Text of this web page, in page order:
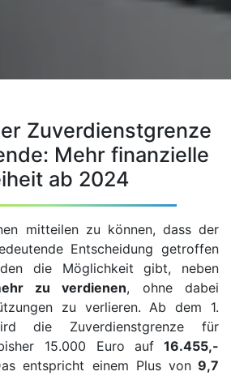
Zuverdienstgrenze
Mehr finanzielle
ab 2024
mitteilen zu können, dass der
Entscheidung getroffen
die Möglichkeit gibt, neben
zu verdienen, ohne dabei
zu verlieren. Ab dem 1.
die Zuverdienstgrenze für
15.000 Euro auf 16.455,-
entspricht einem Plus von9,7